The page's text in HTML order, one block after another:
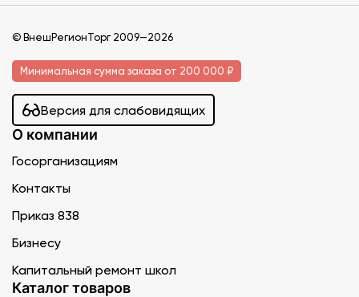
© ВнешРегионТорг 2009—2026
Минимальная сумма заказа от 200 000 ₽
Версия для слабовидящих
О компании
Госорганизациям
Контакты
Приказ 838
Бизнесу
Капитальный ремонт школ
Каталог товаров